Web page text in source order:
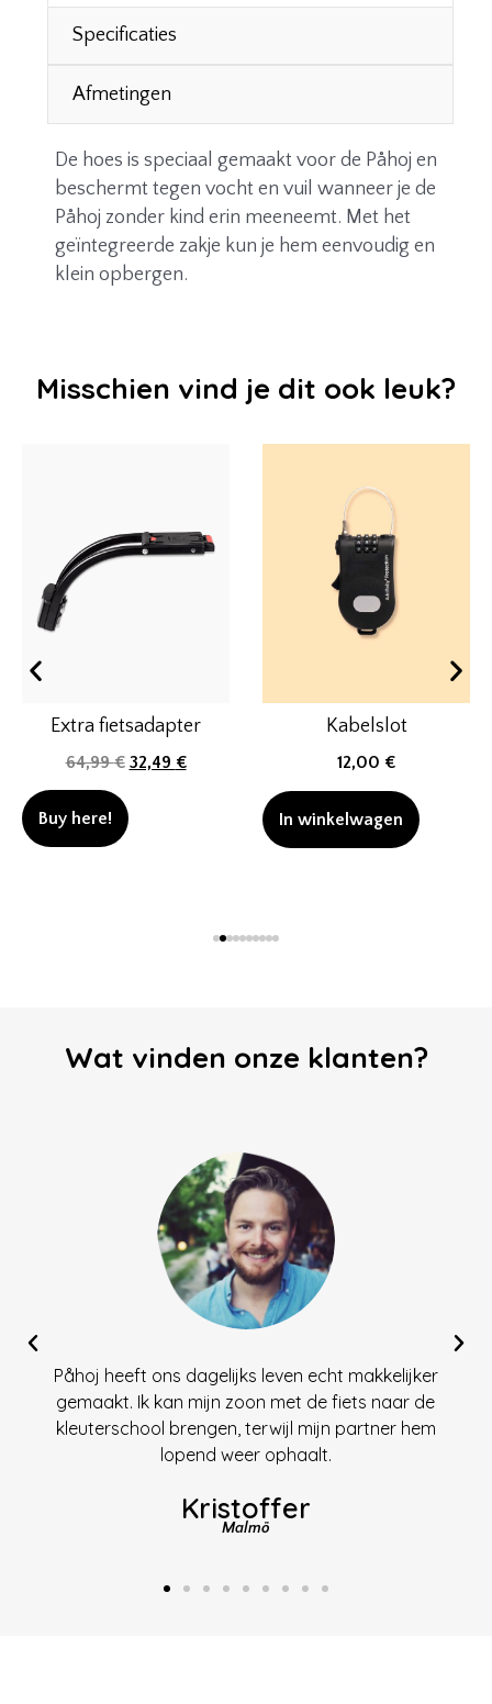
Specificaties
Afmetingen
De hoes is speciaal gemaakt voor de Påhoj en
beschermt tegen vocht en vuil wanneer je de
Påhoj zonder kind erin meeneemt. Met het
geïntegreerde zakje kun je hem eenvoudig en
klein opbergen.
Misschien vind je dit ook leuk?
Extra fietsadapter
64,99€ 32,49 €
Buy here!
Kabelslot
12,00 €
In winkelwagen
Wat vinden onze klanten?
Påhoj heeft ons dagelijks leven echt makkelijker
gemaakt. Ik kan mijn zoon met de fiets naar de
kleuterschool brengen, terwijl mijn partner hem
lopend weer ophaalt.
Kristoffer
Malmö